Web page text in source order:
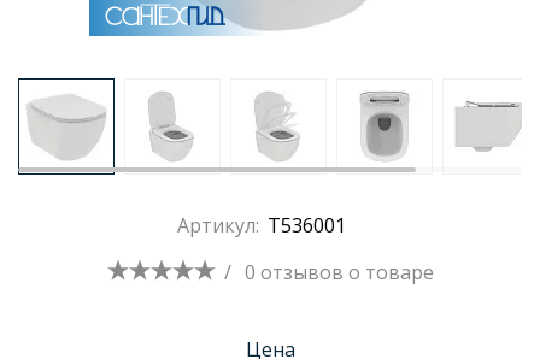
Душевые уголки и ограждения
Артикул: T536001
/ 0 отзывов о товаре
Цена